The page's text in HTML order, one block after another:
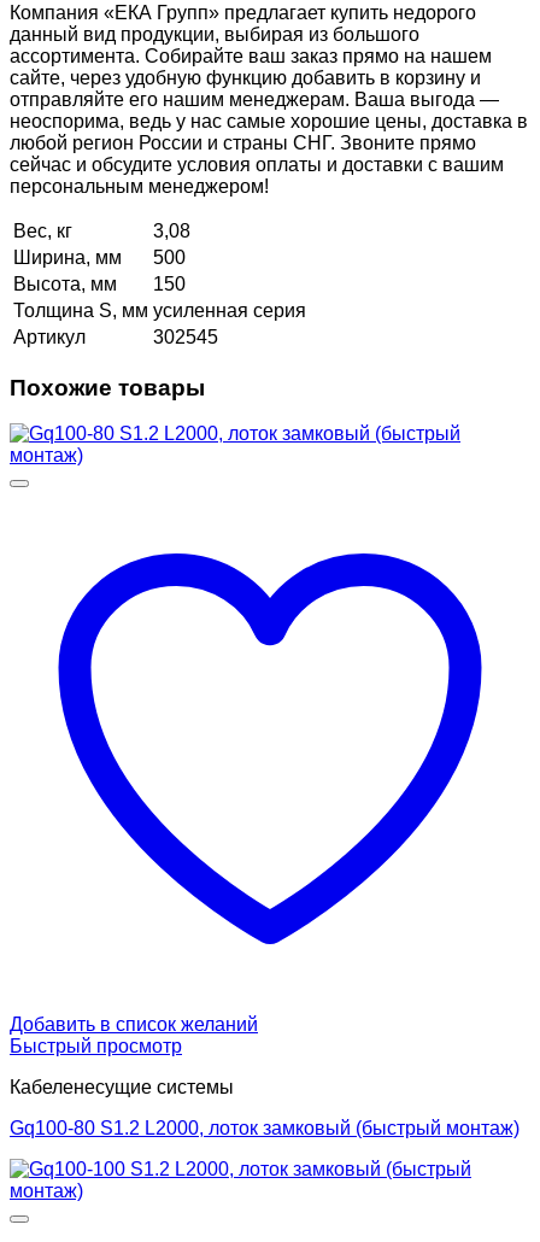
Компания «ЕКА Групп» предлагает купить недорого
данный вид продукции, выбирая из большого
ассортимента. Собирайте ваш заказ прямо на нашем
сайте, через удобную функцию добавить в корзину и
отправляйте его нашим менеджерам. Ваша выгода —
неоспорима, ведь у нас самые хорошие цены, доставка в
любой регион России и страны СНГ. Звоните прямо
сейчас и обсудите условия оплаты и доставки с вашим
персональным менеджером!
Вес, кг
3,08
Ширина, мм
500
Высота, мм
150
Толщина S, мм усиленная серия
Артикул
302545
Похожие товары
Добавить в список желаний
Быстрый просмотр
Кабеленесущие системы
Gq100-80 S1.2 L2000, лоток замковый (быстрый монтаж)